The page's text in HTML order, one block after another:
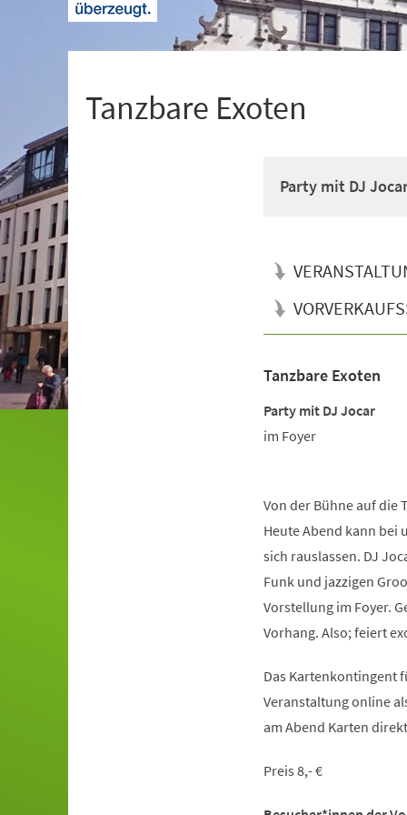
Tanzbare Exoten
Party mit DJ
Tanzbare Exoten
Party mit DJ Jocar
im Foyer
Von der Bühne auf die
Heute Abend kann bei
sich rauslassen. DJ
Funk und jazzigen
Vorstellung im Foyer.
Vorhang. Also; feiert
Das Kartenkontingent
Veranstaltung online
am Abend Karten
Preis 8,- €